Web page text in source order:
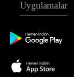
Uygulamalar